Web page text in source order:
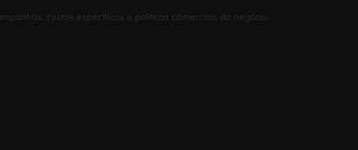
custos específicos e políticas comerciais do negócio.